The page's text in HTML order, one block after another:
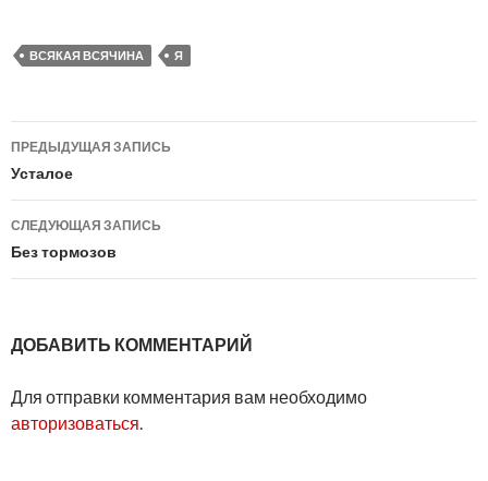
ВСЯКАЯ ВСЯЧИНА Я
Навигация
по
записям
ПРЕДЫДУЩАЯ ЗАПИСЬ
Усталое
СЛЕДУЮЩАЯ ЗАПИСЬ
Без тормозов
ДОБАВИТЬ КОММЕНТАРИЙ
Для отправки комментария вам необходимо
авторизоваться.